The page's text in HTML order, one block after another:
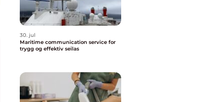
30. jul
Maritime communication service for
trygg og effektiv seilas